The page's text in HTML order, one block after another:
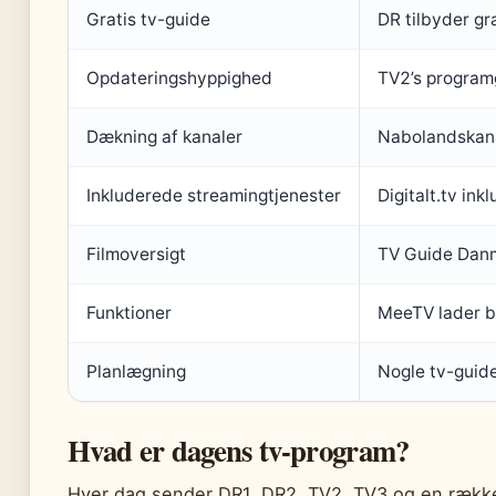
Gratis tv-guide DR tilbyder
Opdateringshyppighed TV2’s
Dækning af kanaler
Inkluderede streamingtjenester Digitalt.tv
Filmoversigt TV Guide
Funktioner MeeTV lader
Planlægning Nogle tv-
Hvad er dagens tv-program?